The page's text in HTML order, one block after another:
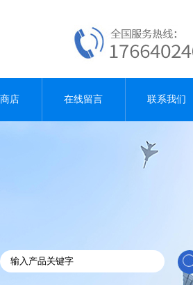
店 在线留言 联系我们